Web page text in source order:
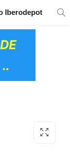
Iberodepot